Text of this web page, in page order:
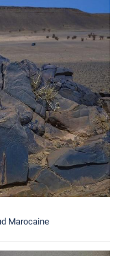
Marocaine